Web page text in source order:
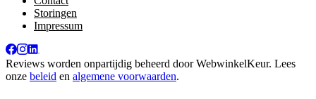
Storingen
Impressum
Reviews worden onpartijdig beheerd doorWebwinkelKeur. Lees
onze beleid en algemene voorwaarden.